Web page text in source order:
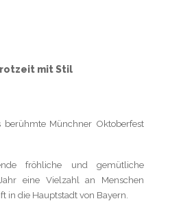
Münchner Oktoberfest
fröhliche und gemütliche
eine Vielzahl an Menschen
in die Hauptstadt von Bayern.